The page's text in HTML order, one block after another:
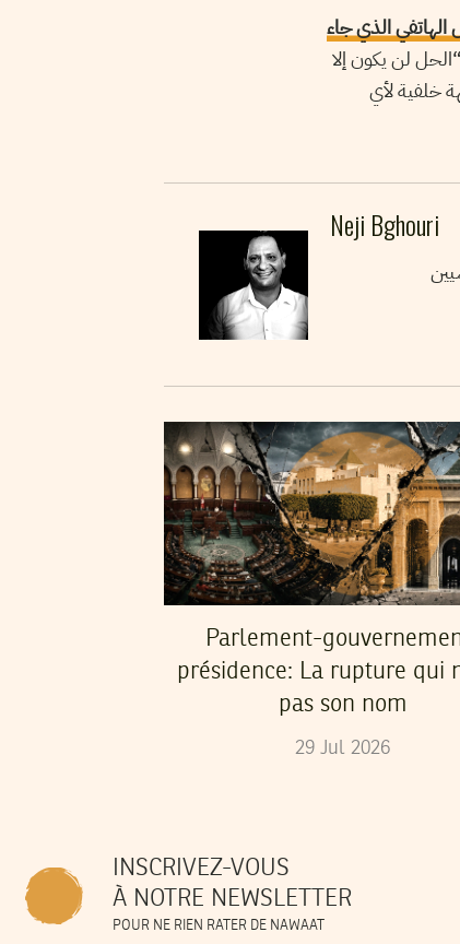
الهاتفي الذي جاء
لن يكون إلا
خلفية لأي
Neji Bghouri
Parlement-
présidence: La rupture qui
pas son nom
29 Jul 2026
INSCRIVEZ-VOUS
À NOTRE NEWSLETTER
POUR NE RIEN RATER DE NAWAAT